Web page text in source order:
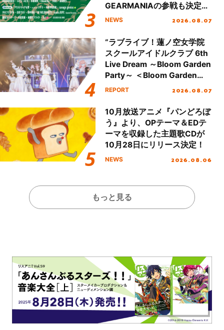
GEARMANIAの参戦も決定
し、初となる第3ステージの
NEWS 2026.08.07
“ラブライブ！蓮ノ空女学院
スクールアイドルクラブ 6th
Live Dream ～Bloom Garden
Party～ ＜Bloom Garden
Party Stage／埼玉公演＞”
REPORT 2026.08.07
10月放送アニメ『パンどろぼ
う』より、OPテーマ＆EDテ
ーマを収録した主題歌CDが
10月28日にリリース決定！
NEWS 2026.08.06
もっと見る